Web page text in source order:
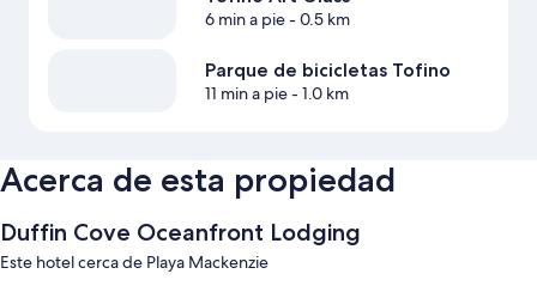
6 min a pie- 0.5 km
Parque de bicicletas Tofino
11 min a pie- 1.0 km
Acerca de esta propiedad
Duffin Cove Oceanfront Lodging
Este hotel cerca de Playa Mackenzie